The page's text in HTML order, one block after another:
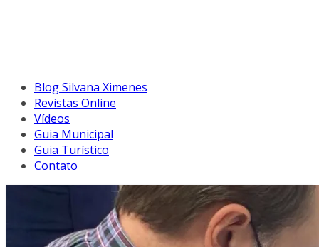
Blog Silvana Ximenes
Revistas Online
Vídeos
Guia Municipal
Guia Turístico
Contato